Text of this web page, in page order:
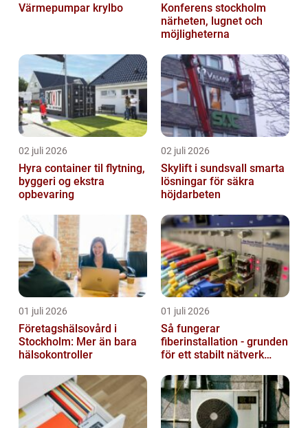
Värmepumpar krylbo
Konferens stockholm
närheten, lugnet och
möjligheterna
02 juli 2026
Hyra container til flytning,
byggeri og ekstra
opbevaring
02 juli 2026
Skylift i sundsvall smarta
lösningar för säkra
höjdarbeten
01 juli 2026
Företagshälsovård i
Stockholm: Mer än bara
hälsokontroller
01 juli 2026
Så fungerar
fiberinstallation - grunden
för ett stabilt nätverk